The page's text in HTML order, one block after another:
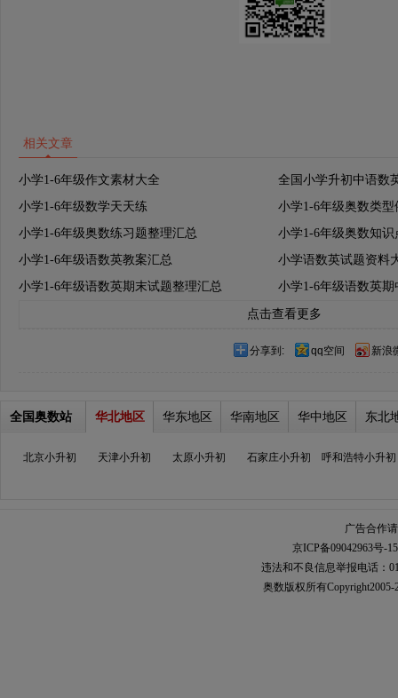
相关文章
小学1-6年级作文素材大全
全国小学升初中语数
小学1-6年级数学天天练
小学1-6年级奥数类
小学1-6年级奥数练习题整理汇总
小学1-6年级奥数知识
小学1-6年级语数英教案汇总
小学语数英试题资料
小学1-6年级语数英期末试题整理汇总
小学1-6年级语数英
点击查看更多
分享到: qq空间 新浪
全国奥数站 华北地区 华东地区 华南地区 华中地区 东北
北京小升初 天津小升初 太原小升初 石家庄小升初 呼和浩特小升初
广告合作
京ICP备09042963号-15
违法和不良信息举报电话：
奥数 版权所有Copyright2005-